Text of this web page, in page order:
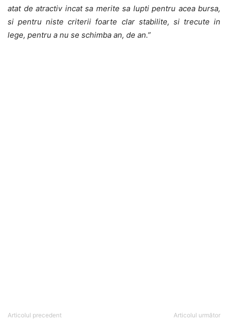
atat de atractiv incat sa merite sa lupti pentru acea bursa,
si pentru niste criterii foarte clar stabilite, si trecute in
lege, pentru a nu se schimba an, de an.”
Articolul precedent Articolul următor